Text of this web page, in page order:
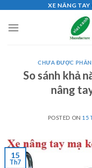
content
XE NÂNG
CHƯA ĐƯỢC
So sánh khả
nâng
POSTED ON 15
15
Th7